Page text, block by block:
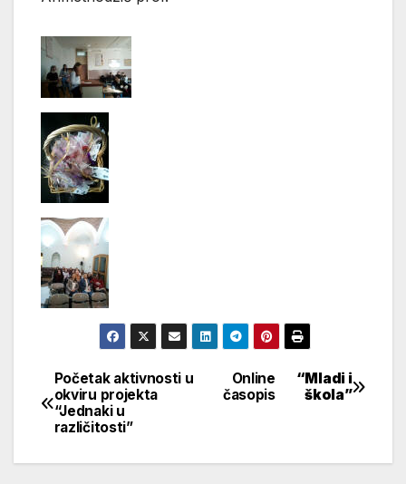
Navigacija
članaka
Online
časopis
“Mladi i
škola”
Početak aktivnosti u
okviru projekta
“Jednaki u
različitosti”